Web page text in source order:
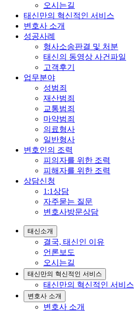
오시는길
태신만의 혁신적인 서비스
변호사 소개
성공사례
형사소송판결 및 처분
태신의 동영상 사건파일
고객후기
업무분야
성범죄
재산범죄
교통범죄
마약범죄
의료형사
일반형사
변호인의 조력
피의자를 위한 조력
피해자를 위한 조력
상담신청
1:1상담
자주묻는 질문
변호사방문상담
태신소개
결국, 태신인 이유
언론보도
오시는길
태신만의 혁신적인 서비스
태신만의 혁신적인 서비스
변호사 소개
변호사 소개